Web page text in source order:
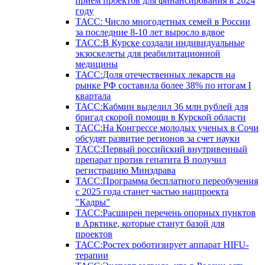
году
ТАСС: Число многодетных семей в России
за последние 8-10 лет выросло вдвое
ТАСС:В Курске создали индивидуальные
экзоскелеты для реабилитационной
медицины
ТАСС:Доля отечественных лекарств на
рынке РФ составила более 38% по итогам I
квартала
ТАСС:Кабмин выделил 36 млн рублей для
бригад скорой помощи в Курской области
ТАСС:На Конгрессе молодых ученых в Сочи
обсудят развитие регионов за счет науки
ТАСС:Первый российский внутривенный
препарат против гепатита В получил
регистрацию Минздрава
ТАСС:Программа бесплатного переобучения
с 2025 года станет частью нацпроекта
"Кадры"
ТАСС:Расширен перечень опорных пунктов
в Арктике, которые станут базой для
проектов
ТАСС:Ростех роботизирует аппарат HIFU-
терапии